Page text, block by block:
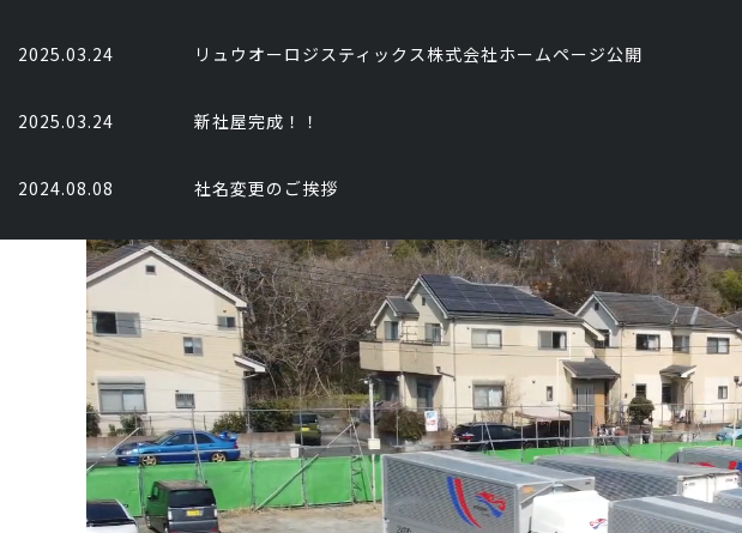
2025.03.24 リュウオーロジスティックス株式会社ホームページ公開
2025.03.24 新社屋完成！！
2024.08.08 社名変更のご挨拶